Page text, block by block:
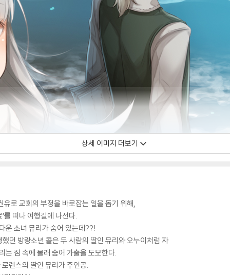
상세 이미지 더보기
로 교회의 부정을 바로잡는 일을 돕기 위해,
를 떠나 여행길에 나선다.
운 소녀 뮤리가 숨어 있는데??!
던 방랑소년 콜은 두 사람의 딸인 뮤리와 오누이처럼 자
는 짐 속에 몰래 숨어 가출을 도모한다.
로렌스의 딸인 뮤리가 주인공.